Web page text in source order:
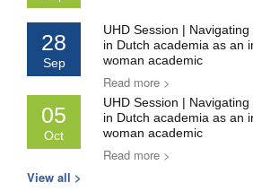
28
Sep
UHD Session |
in Dutch academia as an
woman academic
Read more >
05
Oct
UHD Session |
in Dutch academia as an
woman academic
Read more >
View all >